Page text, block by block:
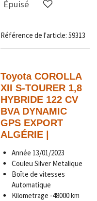
Épuisé
Référence de l'article: 59313
Toyota COROLLA
XII S-TOURER 1,8
HYBRIDE 122 CV
BVA DYNAMIC
GPS EXPORT
ALGÉRIE |
Année 13/01/2023
Couleu Silver Metalique
Boîte de vitesses
Automatique
Kilometrage -48000 km